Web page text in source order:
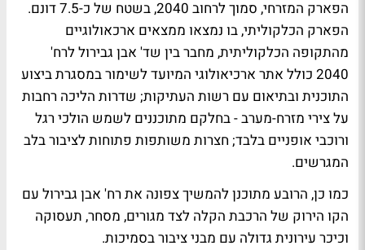
הפארק המזרחי, סמוך לרחוב 2040, בשטח של כ-7.5 דונם.
הפארק הכלקוליתי, בו נמצאו ממצאים ארכאולוגיים
מהתקופה הכלקוליתית, מחבר בין שד' אבן גבירול לרח'
2040 כולל אתר ארכיאולוגי המיועד לשימור במסגרת ביצוע
התוכנית ובתיאום עם רשות העתיקות; שדרות הליכה רחבות
על צירי מזרח-מערב - בחלקם מתוכננים לשמש הולכי רגל
ורוכבי אופניים בלבד; חצרות משותפות פתוחות לציבור בלב
המגרשים.
כמו כן, הרובע מתוכנן להמשיך צפונה את רח' אבן גבירול עם
הקו הירוק של הרכבת הקלה לצד מגורים, מסחר, תעסוקה
וכיכר עירונית גדולה עם מבני ציבור בסמיכות.